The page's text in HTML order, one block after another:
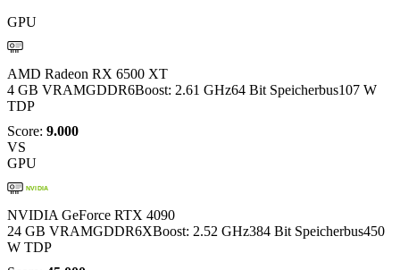
GPU
AMD Radeon RX 6500 XT
4 GB VRAMGDDR6Boost: 2.61 GHz64 Bit Speicherbus107 W
TDP
Score: 9.000
VS
GPU
NVIDIA
NVIDIA GeForce RTX 4090
24 GB VRAMGDDR6XBoost: 2.52 GHz384 Bit Speicherbus450
W TDP